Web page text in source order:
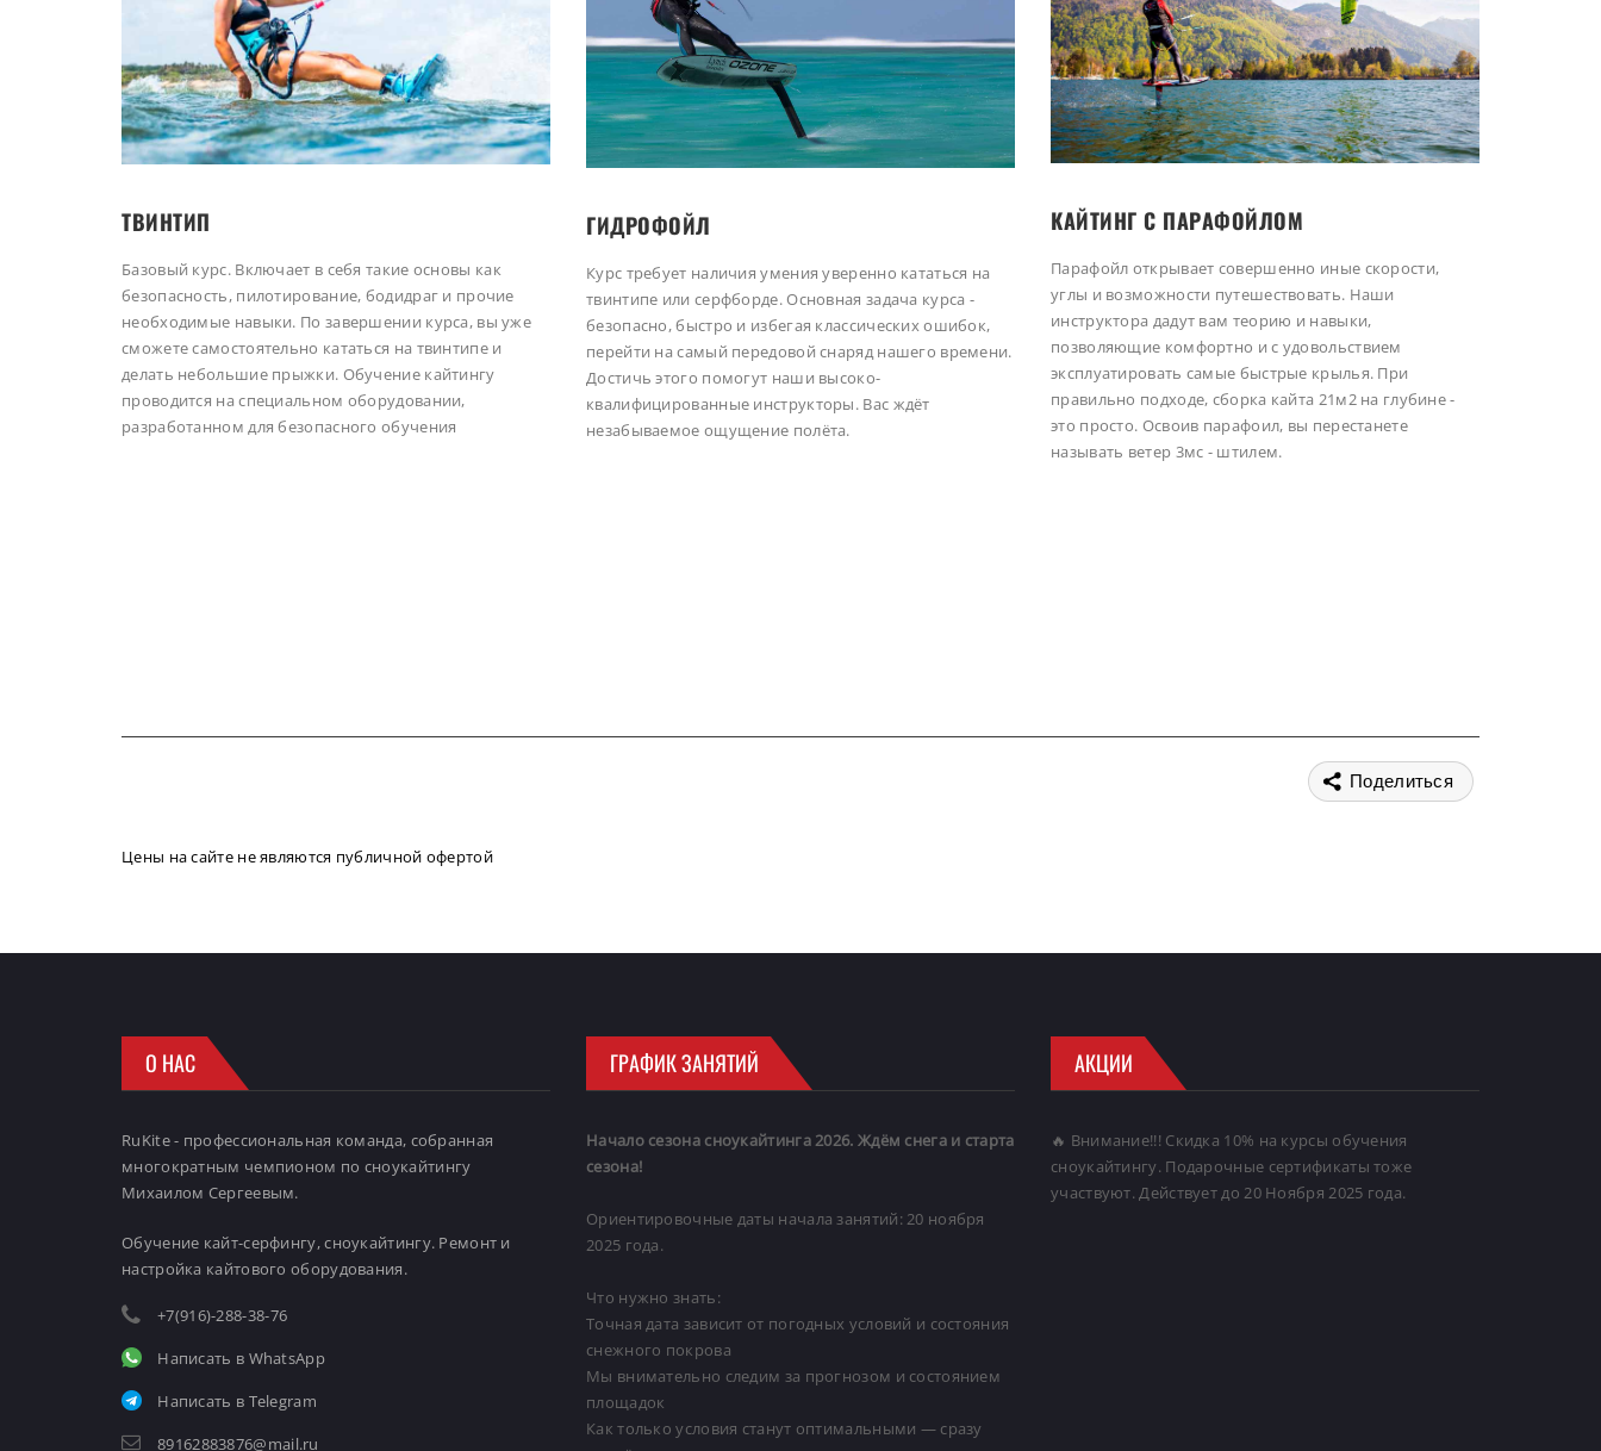
ТВИНТИП
Базовый курс. Включает в себя такие основы как
безопасность, пилотирование, бодидраг и прочие
необходимые навыки. По завершении курса, вы уже
сможете самостоятельно кататься на твинтипе и
делать небольшие прыжки. Обучение кайтингу
проводится на специальном оборудовании,
разработанном для безопасного обучения
ГИДРОФОЙЛ
Курс требует наличия умения уверенно кататься на
твинтипе или серфборде. Основная задача курса -
безопасно, быстро и избегая классических ошибок,
перейти на самый передовой снаряд нашего времени.
Достичь этого помогут наши высоко-
квалифицированные инструкторы. Вас ждёт
незабываемое ощущение полёта.
КАЙТИНГ С ПАРАФОЙЛОМ
Парафойл открывает совершенно иные скорости,
углы и возможности путешествовать. Наши
инструктора дадут вам теорию и навыки,
позволяющие комфортно и с удовольствием
эксплуатировать самые быстрые крылья. При
правильно подходе, сборка кайта 21м2 на глубине -
это просто. Освоив парафоил, вы перестанете
называть ветер 3мс - штилем.
Поделиться
Цены на сайте не являются публичной офертой
О НАС
RuKite - профессиональная команда, собранная
многократным чемпионом по сноукайтингу
Михаилом Сергеевым.
Обучение кайт-серфингу, сноукайтингу. Ремонт и
настройка кайтового оборудования.
+7(916)-288-38-76
Написать в WhatsApp
Написать в Telegram
89162883876@mail.ru
ГРАФИК ЗАНЯТИЙ
Начало сезона сноукайтинга 2026. Ждём снега и старта
сезона!
Ориентировочные даты начала занятий: 20 ноября
2025 года.
Что нужно знать:
Точная дата зависит от погодных условий и состояния
снежного покрова
Мы внимательно следим за прогнозом и состоянием
площадок
Как только условия станут оптимальными — сразу
АКЦИИ
🔥 Внимание!!! Скидка 10% на курсы обучения
сноукайтингу. Подарочные сертификаты тоже
участвуют. Действует до 20 Ноября 2025 года.